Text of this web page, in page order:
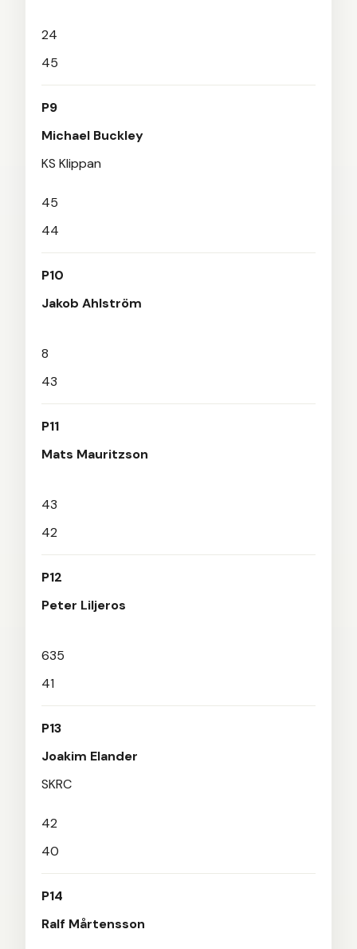
24
45
P9
Michael Buckley
KS Klippan
45
44
P10
Jakob Ahlström
8
43
P11
Mats Mauritzson
43
42
P12
Peter Liljeros
635
41
P13
Joakim Elander
SKRC
42
40
P14
Ralf Mårtensson